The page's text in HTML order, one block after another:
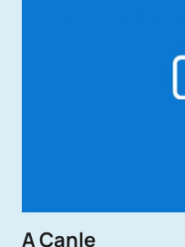
A Canle